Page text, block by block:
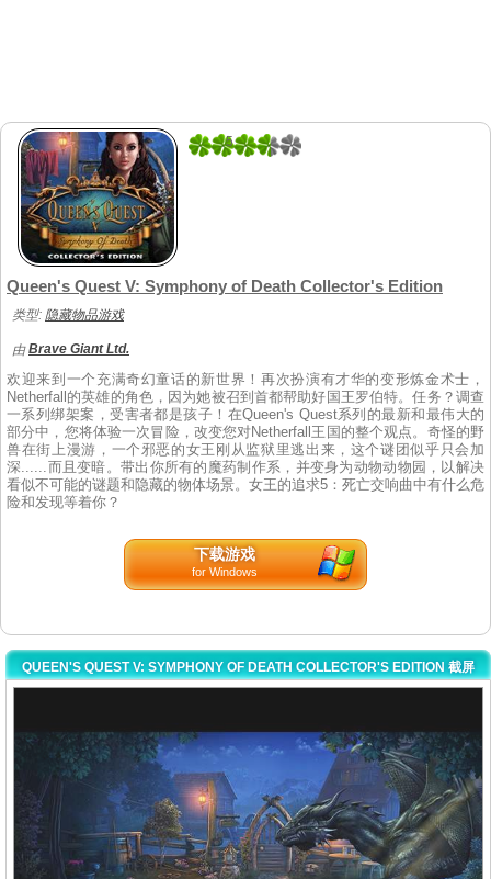
5
Queen's Quest V: Symphony of Death Collector's Edition
类型: 隐藏物品游戏
由Brave Giant Ltd.
欢迎来到一个充满奇幻童话的新世界！再次扮演有才华的变形炼金术士，
Netherfall的英雄的角色，因为她被召到首都帮助好国王罗伯特。任务？调查
一系列绑架案，受害者都是孩子！在Queen's Quest系列的最新和最伟大的
部分中，您将体验一次冒险，改变您对Netherfall王国的整个观点。奇怪的野
兽在街上漫游，一个邪恶的女王刚从监狱里逃出来，这个谜团似乎只会加
深......而且变暗。带出你所有的魔药制作系，并变身为动物动物园，以解决
看似不可能的谜题和隐藏的物体场景。女王的追求5：死亡交响曲中有什么危
险和发现等着你？
下载游戏
for Windows
QUEEN'S QUEST V: SYMPHONY OF DEATH COLLECTOR'S EDITION 截屏